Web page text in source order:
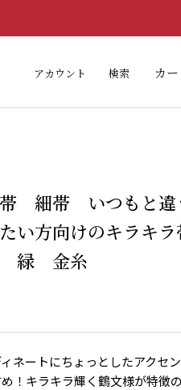
アカウント 検索 カ
細帯 いつもと違
い方向けのキラキ
緑 金糸
ネートにちょっとしたアクセ
！キラキラ輝く鶴文様が特徴